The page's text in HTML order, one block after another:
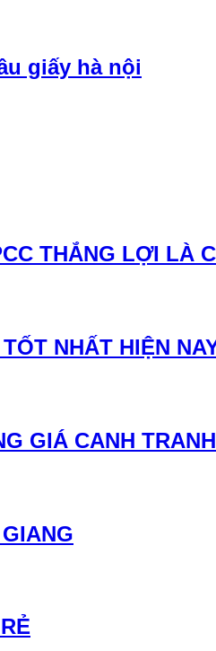
giấy hà nội
THẮNG LỢI LÀ
NHẤT HIỆN
GIÁ CANH TRANH